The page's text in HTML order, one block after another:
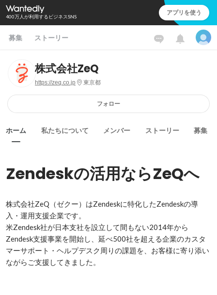
400万人が利用するビジネスSNS アプリを使う
募集 ストーリー
株式会社ZeQ
https://zeq.co.jp 東京都
フォロー
ホーム 私たちについて メンバー ストーリー 募集
Zendeskの活用ならZeQへ
株式会社ZeQ（ゼクー）はZendeskに特化したZendeskの導
入・運用支援企業です。
米Zendesk社が日本支社を設立して間もない2014年から
Zendesk支援事業を開始し、延べ500社を超える企業のカスタ
マーサポート・ヘルプデスク周りの課題を、お客様に寄り添い
ながらご支援してきました。